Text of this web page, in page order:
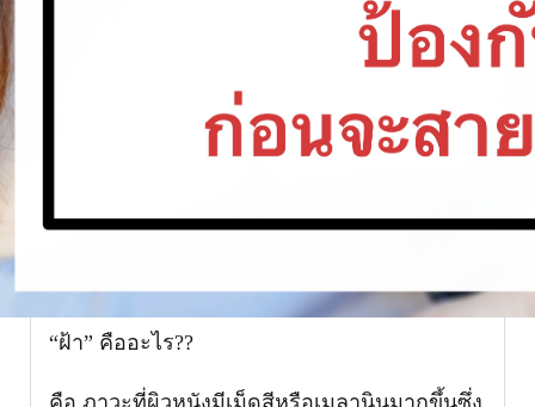
“ฝ้า” คืออะไร??
คือ ภาวะที่ผิวหนังมีเม็ดสีหรือเมลานินมากขึ้นซึ่ง